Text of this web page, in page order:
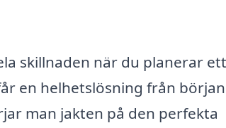
skillnaden när du planerar ett
en helhetslösning från
man jakten på den perfekta